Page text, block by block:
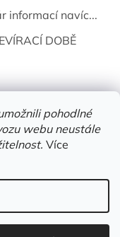
pohodlné
webu neustále
Více
informací navíc...
DOBĚ
| Mělník. Všechna